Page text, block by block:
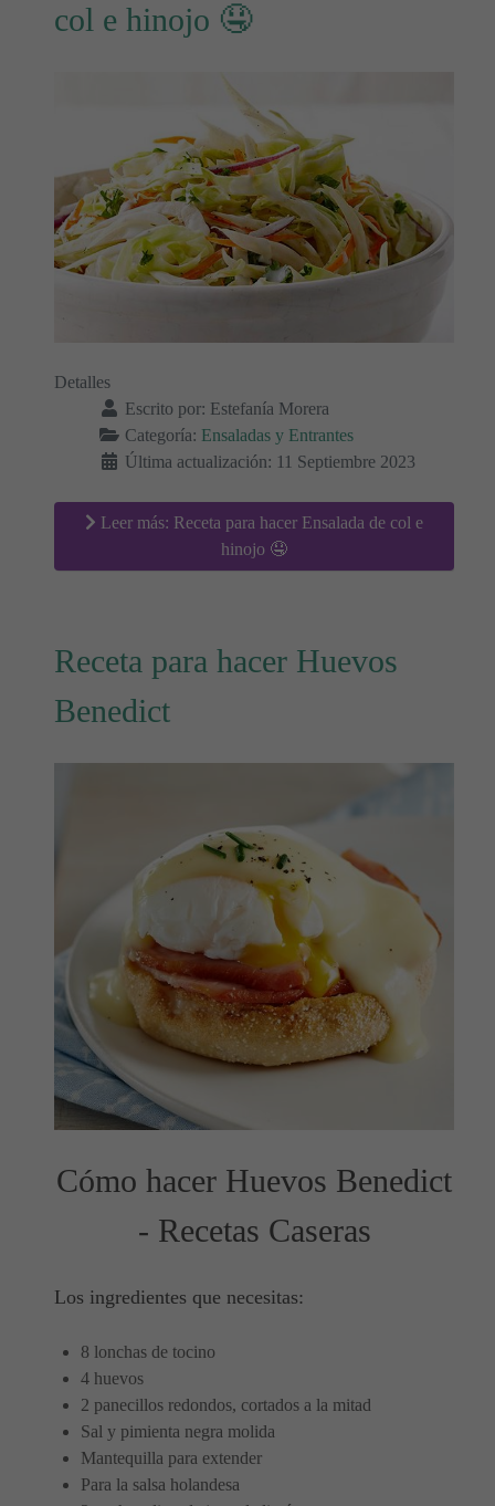
col e hinojo 🤤
Detalles
Escrito por: Estefanía Morera
Categoría: Ensaladas y Entrantes
Última actualización: 11 Septiembre 2023
Leer más: Receta para hacer Ensalada de col e
hinojo 🤤
Receta para hacer Huevos
Benedict
Cómo hacer Huevos Benedict
- Recetas Caseras
Los ingredientes que necesitas:
8 lonchas de tocino
4 huevos
2 panecillos redondos, cortados a la mitad
Sal y pimienta negra molida
Mantequilla para extender
Para la salsa holandesa